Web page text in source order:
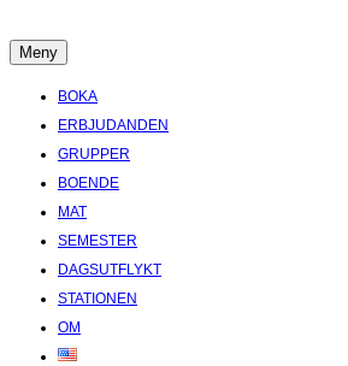
till
Boende Aktiviteter Möten Hemlig historia i
Meny
BOKA
ERBJUDANDEN
GRUPPER
BOENDE
MAT
SEMESTER
DAGSUTFLYKT
STATIONEN
OM